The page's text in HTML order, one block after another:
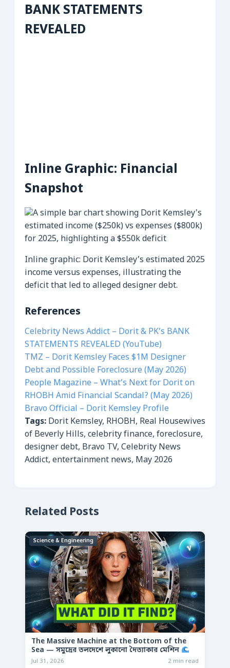
BANK STATEMENTS
REVEALED
Inline Graphic: Financial
Snapshot
Inline graphic: Dorit Kemsley’s estimated 2025
income versus expenses, illustrating the
deficit that led to alleged designer debt.
References
Celebrity News Addict – Dorit & PK’s BANK
STATEMENTS REVEALED (YouTube)
TMZ – Dorit Kemsley Faces $1M Designer
Debt and Possible Foreclosure (May 2026)
People Magazine – What’s Next for Dorit on
RHOBH Amid Financial Scandal? (May 2026)
Bravo Official – Dorit Kemsley Profile
Tags: Dorit Kemsley, RHOBH, Real Housewives
of Beverly Hills, celebrity finance, foreclosure,
designer debt, Bravo TV, Celebrity News
Addict, entertainment news, May 2026
Related Posts
Science & Engineering
The Massive Machine at the Bottom of the
Sea — সমুদ্রের তলদেশে লুকানো দৈত্যাকার মেশিন
Jul 31, 2026 2 min read